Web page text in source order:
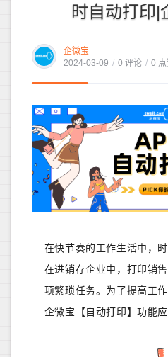
时自动打印|
企微宝
2024-03-09 / 0 评论 / 0
在快节奏的工作生活中，
在进销存企业中，打印销
项繁琐任务。为了提高工
企微宝【自动打印】功能应